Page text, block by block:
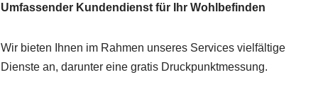
Umfassender Kundendienst für Ihr Wohlbefinden
Wir bieten Ihnen im Rahmen unseres Services vielfältige
Dienste an, darunter eine gratis Druckpunktmessung.